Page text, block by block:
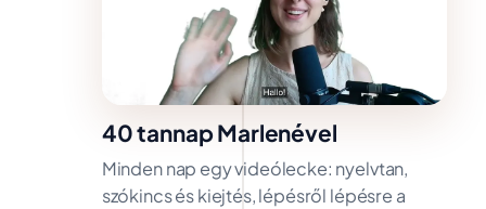
40 tannap Marlenével
Minden nap egy videólecke: nyelvtan,
szókincs és kiejtés, lépésről lépésre a